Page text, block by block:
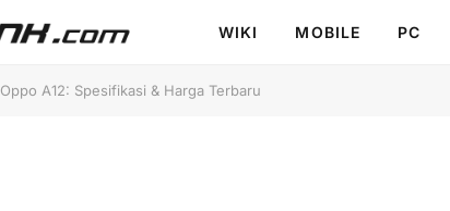
WIKI MOBILE PC
Oppo A12: Spesifikasi & Harga Terbaru